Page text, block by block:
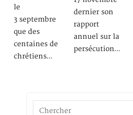
le
3 septembre
que des
centaines de
chrétiens…
dernier son
rapport
annuel sur la
persécution…